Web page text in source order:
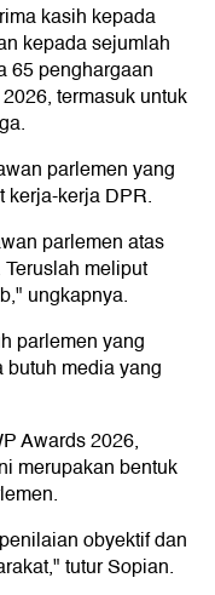
kasih kepada
kepada sejumlah
65 penghargaan
termasuk untuk
parlemen yang
kerja-kerja DPR.
parlemen atas
meliput
ungkapnya.
parlemen yang
media yang
Awards 2026,
merupakan bentuk
obyektif dan
tutur Sopian.